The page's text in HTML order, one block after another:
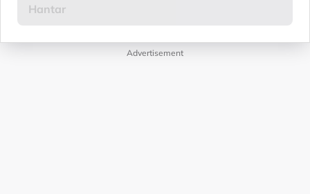
Advertisement